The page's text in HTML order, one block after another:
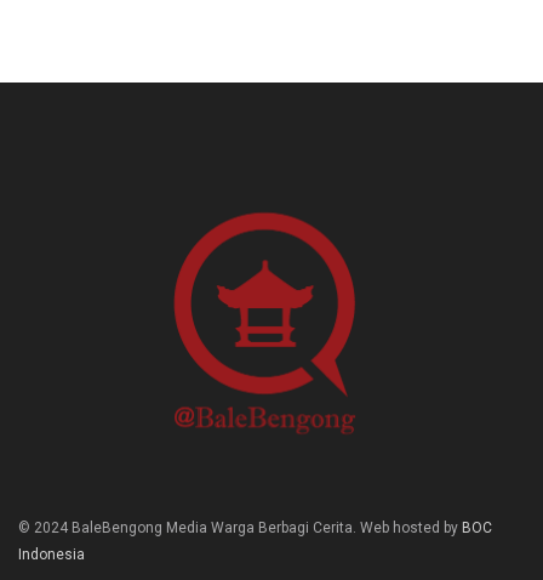
© 2024 BaleBengong Media Warga Berbagi Cerita. Web hosted by BOC
Indonesia